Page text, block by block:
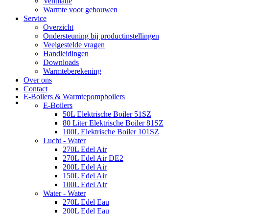
Warmte voor gebouwen
Service
Overzicht
Ondersteuning bij productinstellingen
Veelgestelde vragen
Handleidingen
Downloads
Warmteberekening
Over ons
Contact
E-Boilers & Warmtepompboilers
E-Boilers
50L Elektrische Boiler 51SZ
80 Liter Elektrische Boiler 81SZ
100L Elektrische Boiler 101SZ
Lucht - Water
270L Edel Air
270L Edel Air DE2
200L Edel Air
150L Edel Air
100L Edel Air
Water - Water
270L Edel Eau
200L Edel Eau